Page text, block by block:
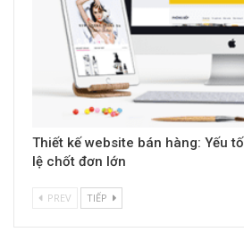
Thiết kế website bán hàng: Yếu
lệ chốt đơn lớn
PREV TIẾP